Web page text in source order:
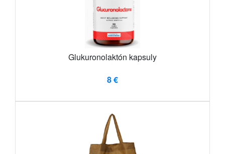
Glukuronolaktón kapsuly
8 €